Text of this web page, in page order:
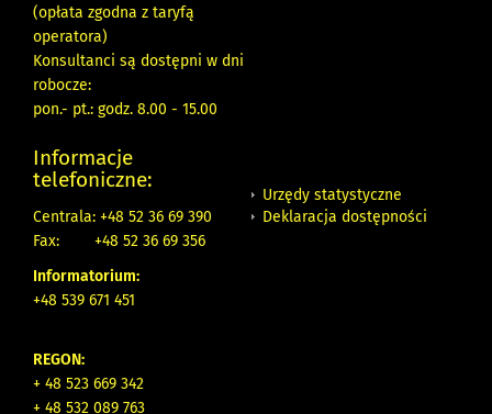
(opłata zgodna z taryfą
operatora)
Konsultanci są dostępni w dni
robocze:
pon.- pt.: godz. 8.00 - 15.00
Informacje
telefoniczne:
Centrala: +48 52 36 69 390
Fax:
+48 52 36 69 356
Informatorium:
+48 539 671 451
REGON:
+ 48 523 669 342
+ 48 532 089 763
Urzędy statystyczne
Deklaracja dostępności